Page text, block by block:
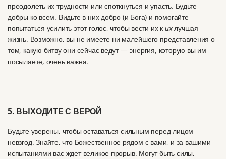
преодолеть их трудности или споткнуться и упасть. Будьте
добры ко всем. Видьте в них добро (и Бога) и помогайте
попытаться усилить этот голос, чтобы вести их к их лучшая
жизнь. Возможно, вы не имеете ни малейшего представления о
том, какую битву они сейчас ведут — энергия, которую вы им
посылаете, очень важна.
5. ВЫХОДИТЕ С ВЕРОЙ
Будьте уверены, чтобы оставаться сильным перед лицом
невзгод. Знайте, что Божественное рядом с вами, и за вашими
испытаниями вас ждет великое прорыв. Могут быть силы,